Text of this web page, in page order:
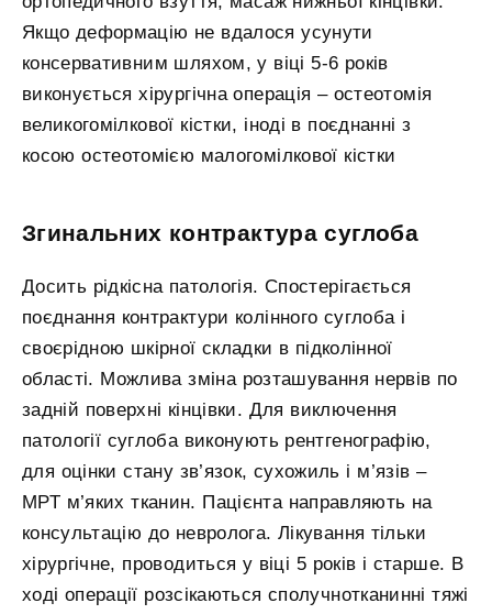
Якщо деформацію не вдалося усунути
консервативним шляхом, у віці 5-6 років
виконується хірургічна операція – остеотомія
великогомілкової кістки, іноді в поєднанні з
косою остеотомією малогомілкової кістки
Згинальних контрактура суглоба
Досить рідкісна патологія. Спостерігається
поєднання контрактури колінного суглоба і
своєрідною шкірної складки в підколінної
області. Можлива зміна розташування нервів по
задній поверхні кінцівки. Для виключення
патології суглоба виконують рентгенографію,
для оцінки стану зв’язок, сухожиль і м’язів –
МРТ м’яких тканин. Пацієнта направляють на
консультацію до невролога. Лікування тільки
хірургічне, проводиться у віці 5 років і старше. В
ході операції розсікаються сполучнотканинні тяжі